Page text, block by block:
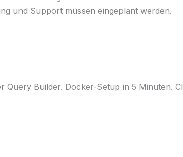
und Support müssen eingeplant werden.
Query Builder. Docker-Setup in 5 Minuten.